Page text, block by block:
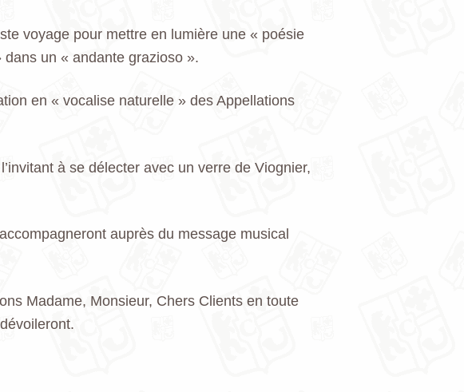
voyage pour mettre en lumière une « poésie
un « andante grazioso ».
en « vocalise naturelle » des Appellations
à se délecter avec un verre de Viognier,
auprès du message musical
Madame, Monsieur, Chers Clients en toute